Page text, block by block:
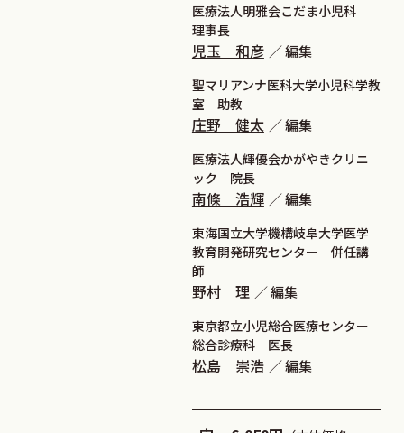
医療法人明雅会こだま小児科
理事長
児玉 和彦 編集
聖マリアンナ医科大学小児科学教
室 助教
庄野 健太 編集
医療法人輝優会かがやきクリニ
ック 院長
南條 浩輝 編集
東海国立大学機構岐阜大学医学
教育開発研究センター 併任講
師
野村 理 編集
東京都立小児総合医療センター
総合診療科 医長
松島 崇浩 編集